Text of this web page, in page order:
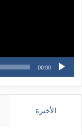
00:00
الأخيرة